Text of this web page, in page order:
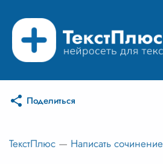
Режимы нейросети
Цены
Поделиться
ТекстПлюс — Написать сочинение